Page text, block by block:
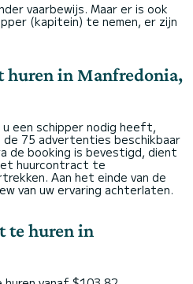
vaarbewijs. Maar er is ook
(kapitein) te nemen, er zijn
huren in Manfredonia,
u een schipper nodig heeft,
75 advertenties beschikbaar
de booking is bevestigd, dient
huurcontract te
Aan het einde van de
van uw ervaring achterlaten.
te huren in